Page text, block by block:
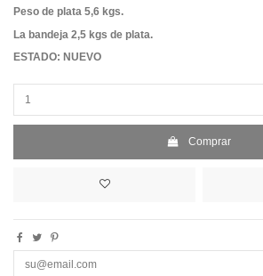
Peso de plata 5,6 kgs.
La bandeja 2,5 kgs de plata.
ESTADO: NUEVO
Comprar